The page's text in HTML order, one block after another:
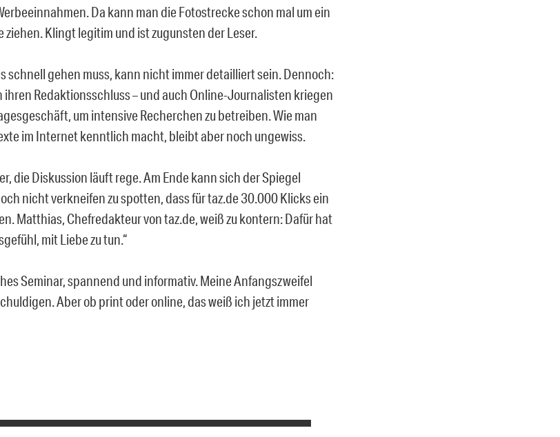
Da kann man die Fotostrecke schon mal um ein
ziehen. Klingt legitim und ist zugunsten der Leser.
schnell gehen muss, kann nicht immer detailliert sein. Dennoch:
Redaktionsschluss – und auch Online-Journalisten kriegen
um intensive Recherchen zu betreiben. Wie man
im Internet kenntlich macht, bleibt aber noch ungewiss.
die Diskussion läuft rege. Am Ende kann sich der Spiegel
nicht verkneifen zu spotten, dass für taz.de 30.000 Klicks ein
Matthias, Chefredakteur von taz.de, weiß zu kontern: Dafür hat
mit Liebe zu tun.“
Seminar, spannend und informativ. Meine Anfangszweifel
Aber ob print oder online, das weiß ich jetzt immer